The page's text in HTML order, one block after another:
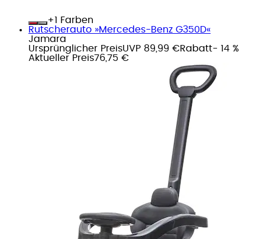
+
Farben
Rutscherauto »Mercedes-Benz G350D«
Jamara
Ursprünglicher PreisUVP 89,99 €Rabatt- 14 %
Aktueller Preis76,75 €